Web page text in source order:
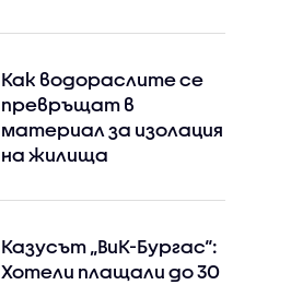
Как водораслите се
превръщат в
материал за изолация
на жилища
Казусът „ВиК-Бургас“:
Хотели плащали до 30